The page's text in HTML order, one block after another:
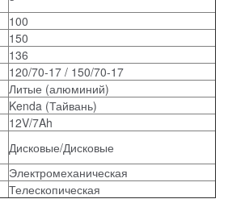
100
150
136
120/70-17 / 150/70-17
Литые (алюминий)
Kenda (Тайвань)
12V/7Ah
Дисковые/Дисковые
Электромеханическая
Телескопическая